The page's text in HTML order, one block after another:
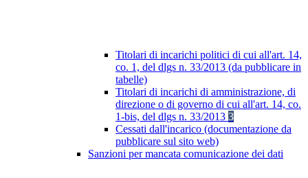
Titolari di incarichi politici di cui all'art. 14,
co. 1, del dlgs n. 33/2013 (da pubblicare in
tabelle)
Titolari di incarichi di amministrazione, di
direzione o di governo di cui all'art. 14, co.
1-bis, del dlgs n. 33/2013 3
Cessati dall'incarico (documentazione da
pubblicare sul sito web)
Sanzioni per mancata comunicazione dei dati